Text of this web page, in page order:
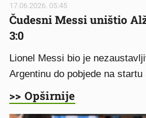
17.06.2026. 05:45
Čudesni Messi uništio
3:0
Lionel Messi bio je
Argentinu do pobjede na startu
>> Opširnije